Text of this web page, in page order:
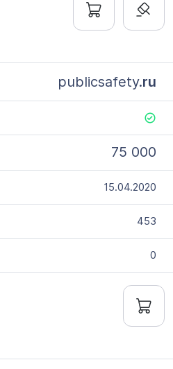
publicsafety.ru
75 000
15.04.2020
453
0